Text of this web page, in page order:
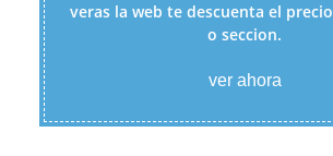
veras la web te descuenta el
o seccion.
ver ahora